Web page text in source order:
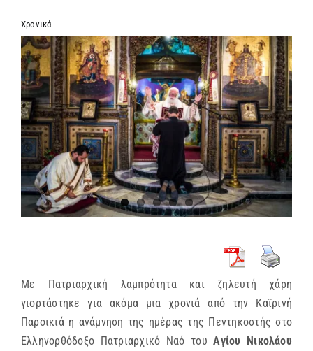
MEDIA
ΕΝΗΜΕΡΩΣΗ
ΣΥΝΔΕΣΕΙΣ
Χρονικά
Προβολή
μεγαλύτερης
εικόνας
Με Πατριαρχική λαμπρότητα και ζηλευτή χάρη
γιορτάστηκε για ακόμα μια χρονιά από την Καϊρινή
Παροικιά η ανάμνηση της ημέρας της Πεντηκοστής στο
Ελληνορθόδοξο Πατριαρχικό Ναό τουΑγίου Νικολάου